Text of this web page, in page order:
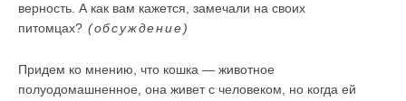
верность. А как вам кажется, замечали на своих
питомцах? (обсуждение)
Придем ко мнению, что кошка — животное
полуодомашненное, она живет с человеком, но когда ей